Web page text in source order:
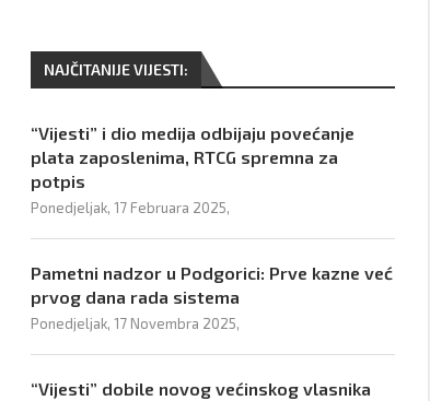
NAJČITANIJE VIJESTI:
“Vijesti” i dio medija odbijaju povećanje
plata zaposlenima, RTCG spremna za
potpis
Ponedjeljak, 17 Februara 2025,
Pametni nadzor u Podgorici: Prve kazne već
prvog dana rada sistema
Ponedjeljak, 17 Novembra 2025,
“Vijesti” dobile novog većinskog vlasnika